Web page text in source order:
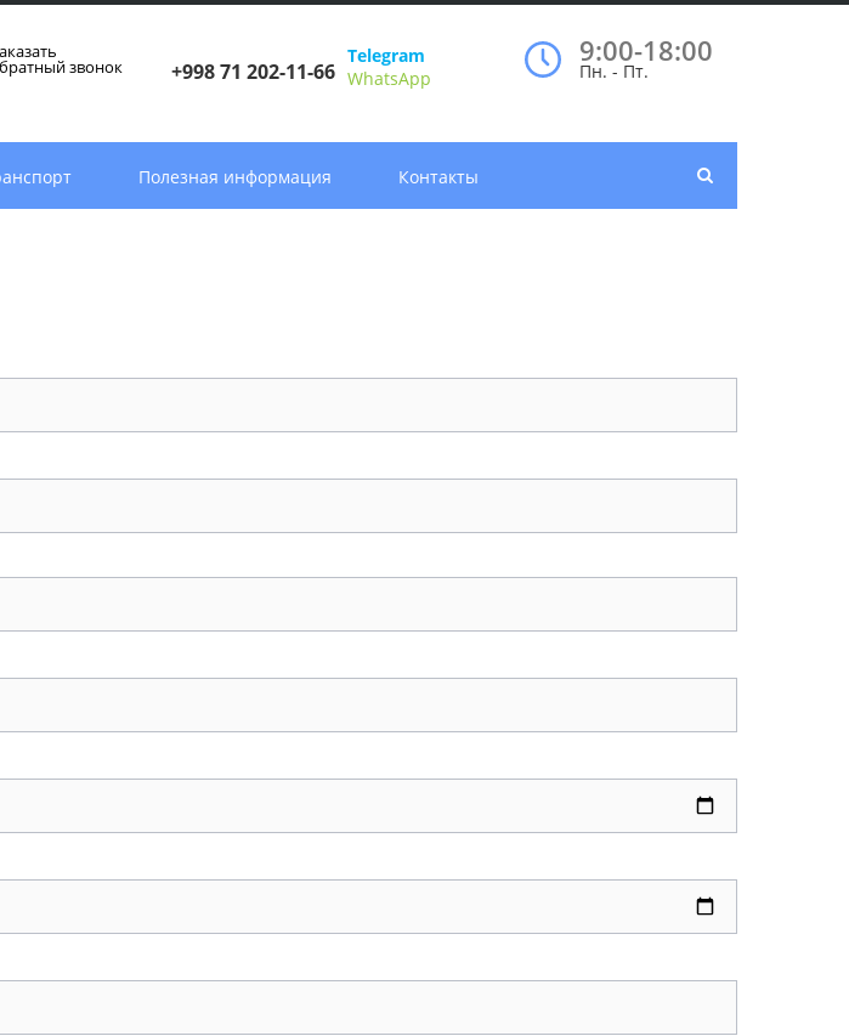
звонок +998 71 202-11-66
Telegram
WhatsApp
9:00-18:00
Пн. - Пт.
Полезная информация Контакты